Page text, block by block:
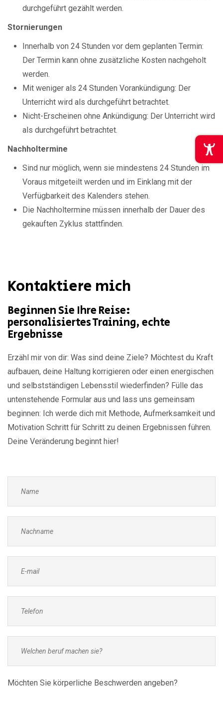
durchgeführt gezählt werden.
Stornierungen
Innerhalb von 24 Stunden vor dem geplanten Termin:
Der Termin kann ohne zusätzliche Kosten nachgeholt
werden.
Mit weniger als 24 Stunden Vorankündigung: Der
Unterricht wird als durchgeführt betrachtet.
Nicht-Erscheinen ohne Ankündigung: Der Unterricht wird
als durchgeführt betrachtet.
Nachholtermine
Sind nur möglich, wenn sie mindestens 24 Stunden im
Voraus mitgeteilt werden und im Einklang mit der
Verfügbarkeit des Kalenders stehen.
Die Nachholtermine müssen innerhalb der Dauer des
gekauften Zyklus stattfinden.
Kontaktiere mich
Beginnen Sie Ihre Reise:
personalisiertes Training, echte
Ergebnisse
Erzähl mir von dir: Was sind deine Ziele? Möchtest du Kraft
aufbauen, deine Haltung korrigieren oder einen energischen
und selbstständigen Lebensstil wiederfinden? Fülle das
untenstehende Formular aus und lass uns gemeinsam
beginnen: Ich werde dich mit Methode, Aufmerksamkeit und
Motivation Schritt für Schritt zu deinen Ergebnissen führen.
Deine Veränderung beginnt hier!
Möchten Sie körperliche Beschwerden angeben?